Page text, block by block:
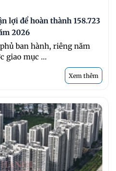
lợi để hoàn thành 158.723
2026
ban hành, riêng năm
giao mục ...
Xem thêm